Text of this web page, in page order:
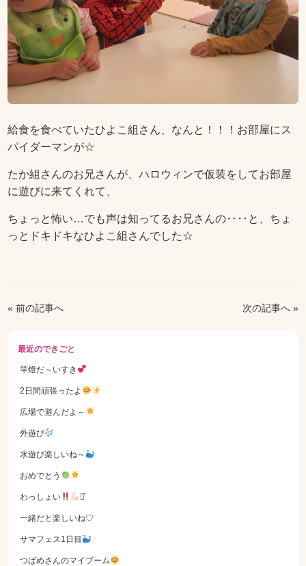
給食を食べていたひよこ組さん、なんと！！！お部屋にス
パイダーマンが☆
たか組さんのお兄さんが、ハロウィンで仮装をしてお部屋
に遊びに来てくれて、
ちょっと怖い…でも声は知ってるお兄さんの‥‥と、ちょ
っとドキドキなひよこ組さんでした☆
« 前の記事へ 次の記事へ »
最近のできごと
竿燈だ～いすき
2日間頑張ったよ
広場で遊んだよ～
外遊び
水遊び楽しいね～
おめでとう
わっしょい ⋆͛
一緒だと楽しいね♡
サマフェス1日目
つばめさんのマイブーム